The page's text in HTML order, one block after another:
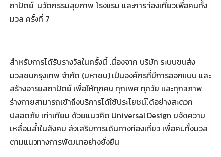
ถาปัตย์ นวัตกรรมสุขภาพ โรงแรม และการท่องเที่ยวเพื่อคนทั้ง
มวล ครั้งที่ 7
สำหรับการได้รับรางวัลในครั้งนี้ เนื่องจาก บริษัท ระบบขนส่ง
มวลชนกรุงเทพ จำกัด (มหาชน) เป็นองค์กรที่มีการออกแบบ และ
สร้างอารยสถาปัตย์ เพื่อให้ทุกคน ทุกเพศ ทุกวัย และทุกสภาพ
ร่างกายสามารถเข้าถึงบริการได้ใช้ประโยชน์ได้อย่างสะดวก
ปลอดภัย เท่าเทียม ด้วยแนวคิด Universal Design ขจัดความ
เหลื่อมล้ำในสังคม ส่งเสริมการเดินทางท่องเที่ยว เพื่อคนทั้งมวล
ตามแนวทางการพัฒนาอย่างยั่งยืน